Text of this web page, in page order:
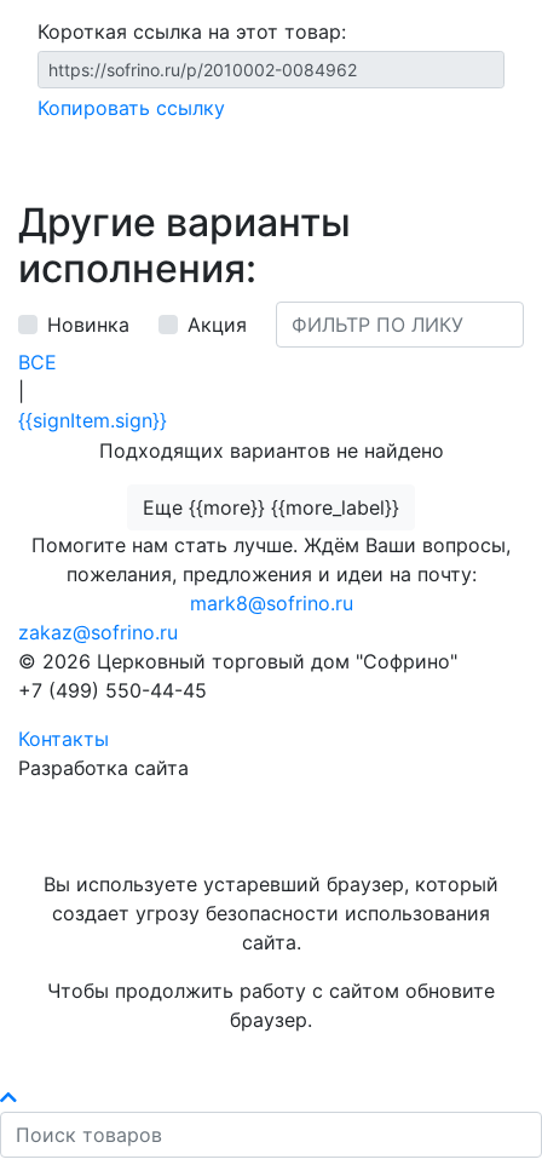
Короткая ссылка на этот товар:
Копировать ссылку
Другие варианты
исполнения:
Новинка
Акция
ВСЕ
{{signItem.sign}}
Подходящих вариантов не найдено
Еще {{more}} {{more_label}}
Помогите нам стать лучше. Ждём Ваши вопросы,
пожелания, предложения и идеи на почту:
mark8@sofrino.ru
zakaz@sofrino.ru
© 2026 Церковный торговый дом "Софрино"
+7 (499) 550-44-45
Контакты
Разработка сайта
Вы используете устаревший браузер, который
создает угрозу безопасности использования
сайта.
Чтобы продолжить работу с сайтом обновите
браузер.